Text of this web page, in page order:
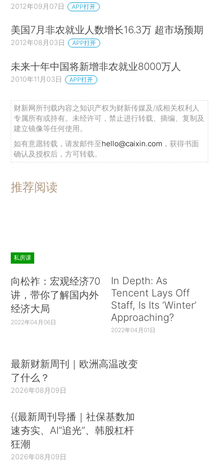
2012年09月07日 APP打开
美国7月非农就业人数增长16.3万 超市场预期
2012年08月03日 APP打开
未来十年中国将新增非农就业8000万人
2010年11月03日 APP打开
财新网所刊载内容之知识产权为财新传媒及/或相关权利人
专属所有或持有。未经许可，禁止进行转载、摘编、复制及
建立镜像等任何使用。
如有意愿转载，请发邮件至hello@caixin.com ，获得书面
确认及授权后，方可转载。
推荐阅读
私房课
向松祚：宏观经济70
讲，带你了解国内外
经济大局
2022年04月06日
In Depth: As
Tencent Lays Off
Staff, Is Its ‘Winter’
Approaching?
2022年04月01日
最新财新周刊｜欧洲高温改变
了什么？
2026年08月09日
{{最新周刊导播｜社保基数加
速夯实、AI“追光”、韩股杠杆
狂潮
2026年08月09日